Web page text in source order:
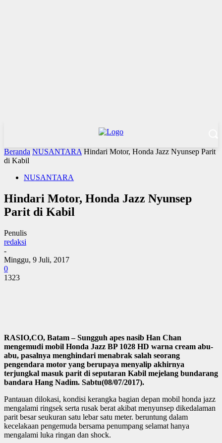
Beranda NUSANTARA Hindari Motor, Honda Jazz Nyunsep Parit
di Kabil
NUSANTARA
Hindari Motor, Honda Jazz Nyunsep
Parit di Kabil
Penulis
redaksi
-
Minggu, 9 Juli, 2017
0
1323
RASIO,CO, Batam – Sungguh apes nasib Han Chan
mengemudi mobil Honda Jazz BP 1028 HD warna cream abu-
abu, pasalnya menghindari menabrak salah seorang
pengendara motor yang berupaya menyalip akhirnya
terjungkal masuk parit di seputaran Kabil mejelang bundarang
bandara Hang Nadim. Sabtu(08/07/2017).
Pantauan dilokasi, kondisi kerangka bagian depan mobil honda jazz
mengalami ringsek serta rusak berat akibat menyunsep dikedalaman
parit besar seukuran satu lebar satu meter. beruntung dalam
kecelakaan pengemuda bersama penumpang selamat hanya
mengalami luka ringan dan shock.